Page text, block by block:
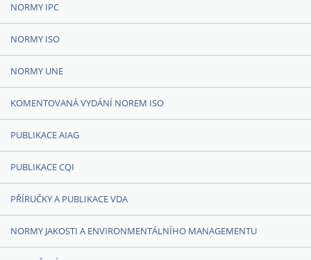
NORMY IPC
NORMY ISO
NORMY UNE
KOMENTOVANÁ VYDÁNÍ NOREM ISO
PUBLIKACE AIAG
PUBLIKACE CQI
PŘÍRUČKY A PUBLIKACE VDA
NORMY JAKOSTI A ENVIRONMENTÁLNÍHO MANAGEMENTU